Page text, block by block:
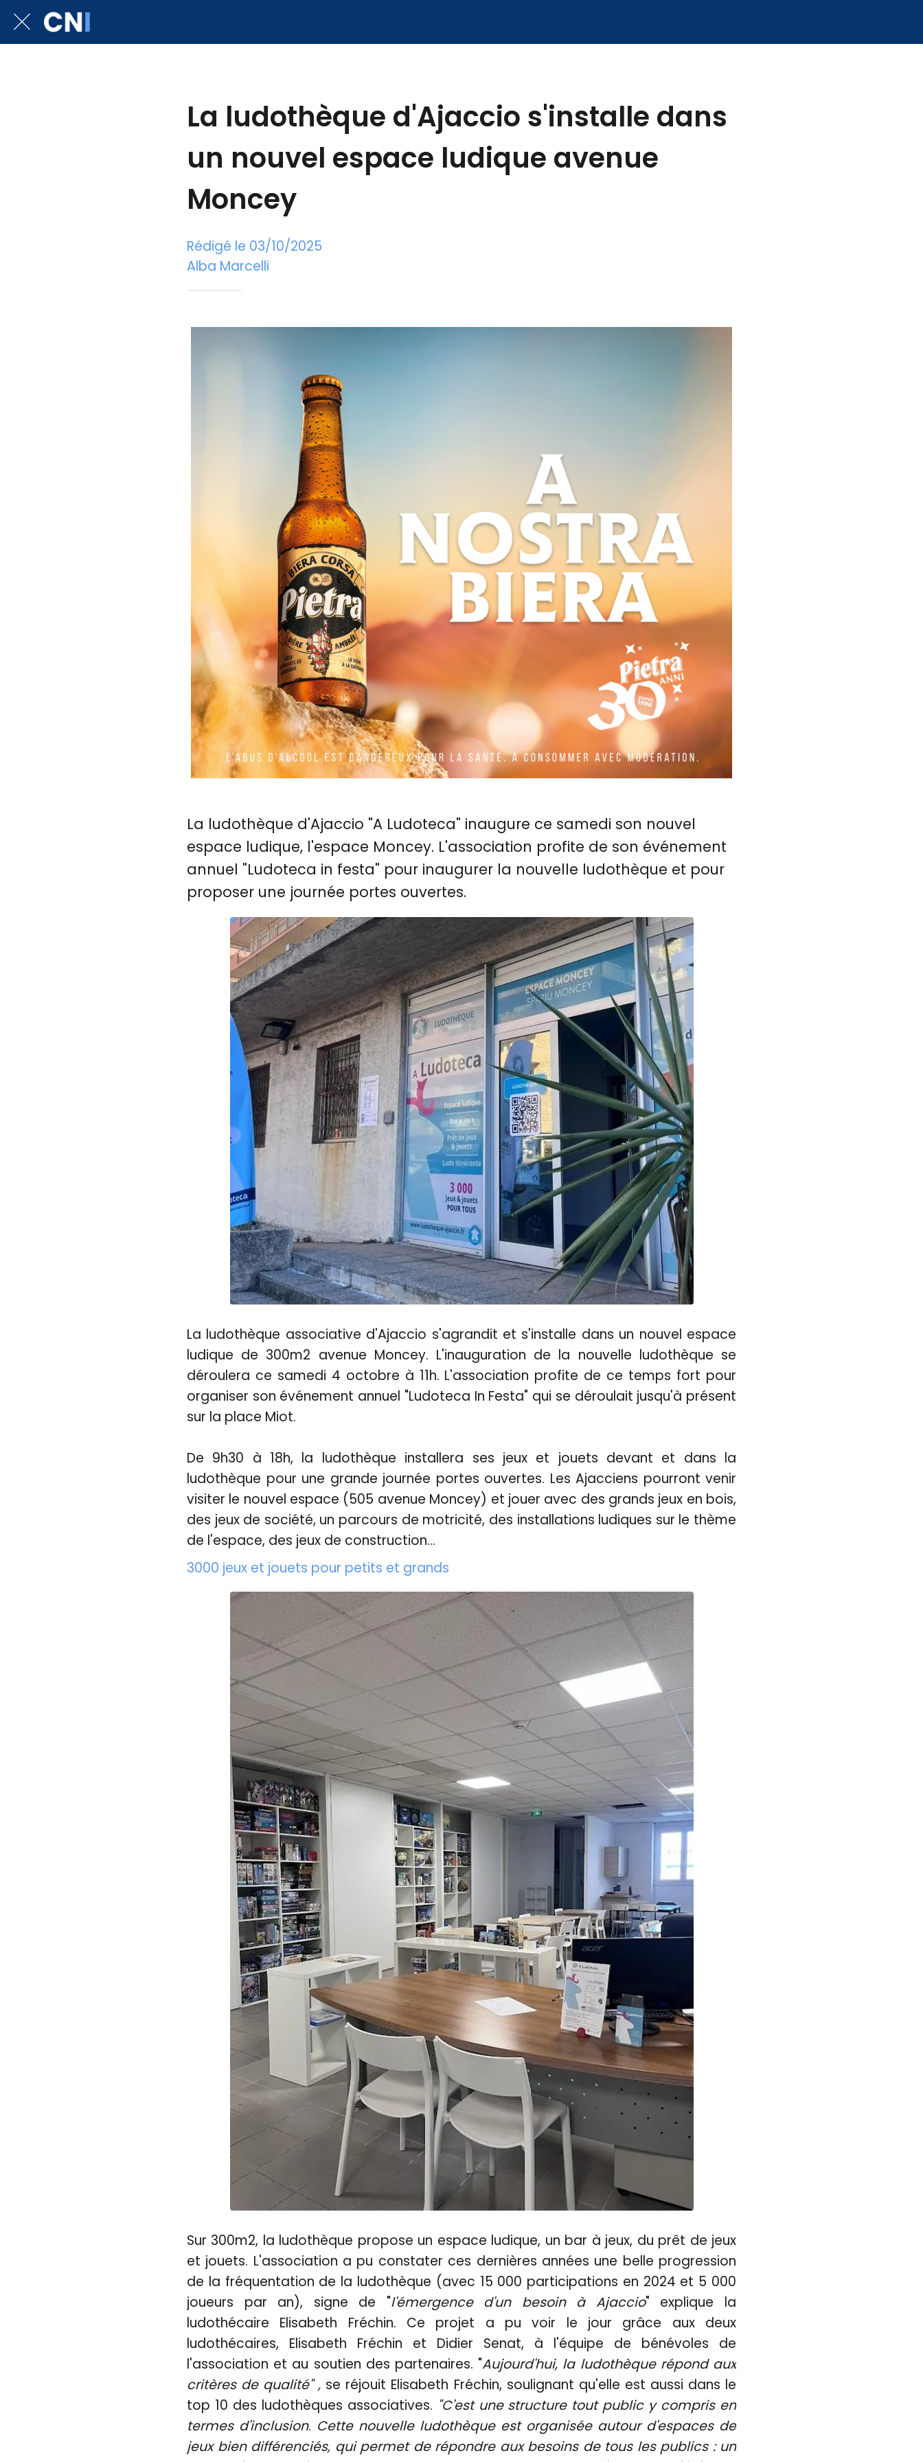
La ludothèque d'Ajaccio s'installe dans
un nouvel espace ludique avenue
Moncey
Rédigé le 03/10/2025
Alba Marcelli
La ludothèque d'Ajaccio "A Ludoteca" inaugure ce samedi son nouvel
espace ludique, l'espace Moncey. L'association profite de son événement
annuel "Ludoteca in festa" pour inaugurer la nouvelle ludothèque et pour
proposer une journée portes ouvertes.
La ludothèque associative d'Ajaccio s'agrandit et s'installe dans un nouvel espace
ludique de 300m2 avenue Moncey. L'inauguration de la nouvelle ludothèque se
déroulera ce samedi 4 octobre à 11h. L'association profite de ce temps fort pour
organiser son événement annuel "Ludoteca In Festa" qui se déroulait jusqu'à présent
sur la place Miot.
De 9h30 à 18h, la ludothèque installera ses jeux et jouets devant et dans la
ludothèque pour une grande journée portes ouvertes. Les Ajacciens pourront venir
visiter le nouvel espace (505 avenue Moncey) et jouer avec des grands jeux en bois,
des jeux de société, un parcours de motricité, des installations ludiques sur le thème
de l'espace, des jeux de construction...
3000 jeux et jouets pour petits et grands
Sur 300m2, la ludothèque propose un espace ludique, un bar à jeux, du prêt de jeux
et jouets. L'association a pu constater ces dernières années une belle progression
de la fréquentation de la ludothèque (avec 15 000 participations en 2024 et 5 000
joueurs par an), signe de "l'émergence d'un besoin à Ajaccio" explique la
ludothécaire Elisabeth Fréchin. Ce projet a pu voir le jour grâce aux deux
ludothécaires, Elisabeth Fréchin et Didier Senat, à l'équipe de bénévoles de
l'association et au soutien des partenaires. "Aujourd'hui, la ludothèque répond aux
critères de qualité" , se réjouit Elisabeth Fréchin, soulignant qu'elle est aussi dans le
top 10 des ludothèques associatives. "C'est une structure tout public y compris en
termes d'inclusion. Cette nouvelle ludothèque est organisée autour d'espaces de
jeux bien différenciés, qui permet de répondre aux besoins de tous les publics : un